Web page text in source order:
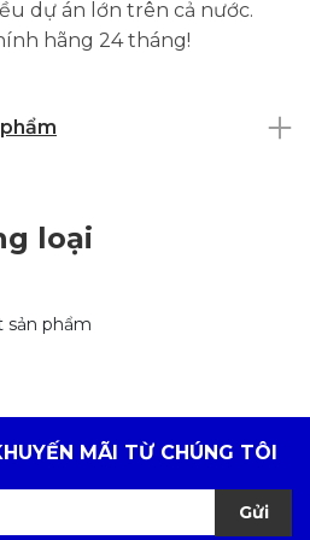
dự án lớn trên cả nước.
hãng 24 tháng!
loại
sản phẩm
MÃI TỪ CHÚNG TÔI
Gửi